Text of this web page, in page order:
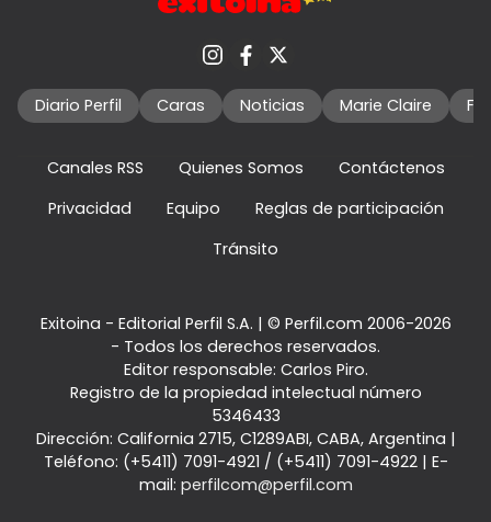
Diario Perfil Caras Noticias Marie Claire
Canales RSS Quienes Somos
Contáctenos
Privacidad
Equipo
Reglas de participación
Tránsito
Exitoina - Editorial Perfil S.A. | © Perfil.com 2006-2026
- Todos los derechos reservados.
Editor responsable: Carlos Piro.
Registro de la propiedad intelectual número
5346433
Dirección: California 2715, C1289ABI, CABA, Argentina |
Teléfono: (+5411) 7091-4921 / (+5411) 7091-4922| E-
mail: perfilcom@perfil.com